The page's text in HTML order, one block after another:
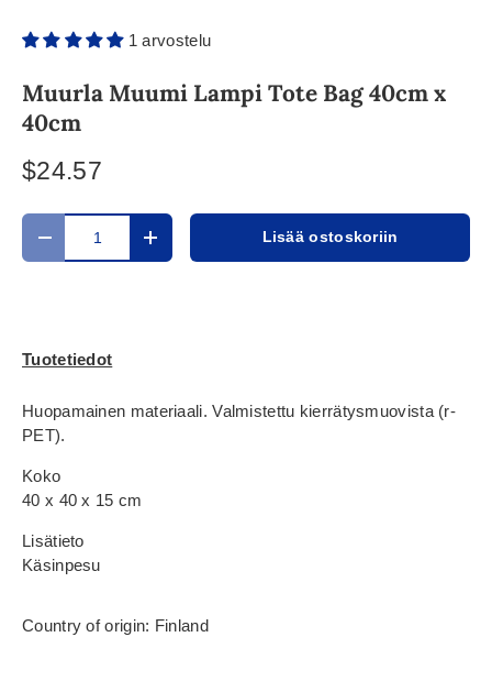
1 arvostelu
Muurla Muumi Lampi Tote Bag 40cm x
40cm
$24.57
Määrä
Translation missing: fi.cart.items.decrease_quantity
Translation missing:Lisää ostoskoriin
Tuotetiedot
Huopamainen materiaali. Valmistettu kierrätysmuovista (r-
PET).
Koko
40 x 40 x 15 cm
Lisätieto
Käsinpesu
Country of origin: Finland